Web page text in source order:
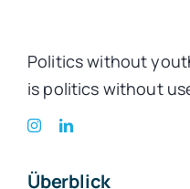
Politics without
is politics without
Überblick